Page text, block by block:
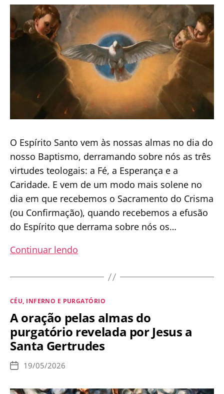
Dom
de
Línguas?
publicação
O Espírito Santo vem às nossas almas no dia do
nosso Baptismo, derramando sobre nós as três
virtudes teologais: a Fé, a Esperança e a
Caridade. E vem de um modo mais solene no
dia em que recebemos o Sacramento do Crisma
(ou Confirmação), quando recebemos a efusão
do Espírito que derrama sobre nós os…
Continuar lendo
frutos
Espírito
Santo
Categorias
CÉU, INFERNO E PURGATÓRIO
A oração pelas almas do
purgatório revelada por Jesus a
Santa Gertrudes
Data
publicação
19/05/2026